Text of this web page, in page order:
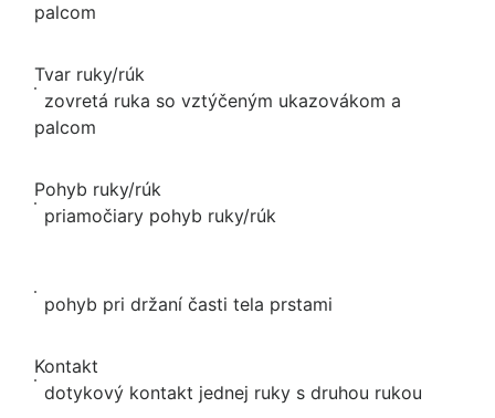
palcom
Tvar ruky/rúk
zovretá ruka so vztýčeným ukazovákom a
palcom
Pohyb ruky/rúk
priamočiary pohyb ruky/rúk
pohyb pri držaní časti tela prstami
Kontakt
dotykový kontakt jednej ruky s druhou rukou